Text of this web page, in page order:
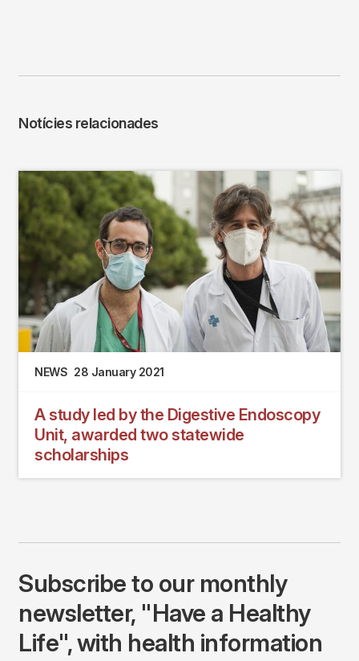
Notícies relacionades
NEWS 28 January 2021
A study led by the Digestive Endoscopy
Unit, awarded two statewide
scholarships
Subscribe to our monthly
newsletter, "Have a Healthy
Life", with health information